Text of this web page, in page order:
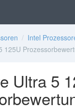
/ Intel
125U
Ultra 5